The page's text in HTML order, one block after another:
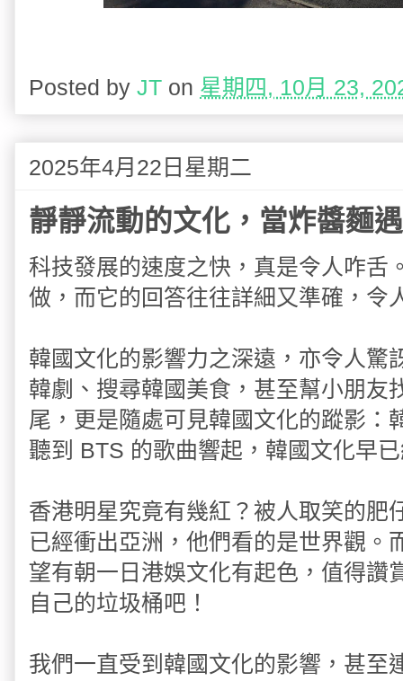
Posted by JT on 星期四, 10月 23,
2025年4月22日星期二
靜靜流動的文化，當炸醬麵
科技發展的速度之快，真是令人咋舌
做，而它的回答往往詳細又準確，令
韓國文化的影響力之深遠，亦令人驚
韓劇、搜尋韓國美食，甚至幫小朋友
尾，更是隨處可見韓國文化的蹤影：
聽到 BTS 的歌曲響起，韓國文化早
香港明星究竟有幾紅？被人取笑的肥
已經衝出亞洲，他們看的是世界觀。
望有朝一日港娛文化有起色，值得讚
自己的垃圾桶吧！
我們一直受到韓國文化的影響，甚至